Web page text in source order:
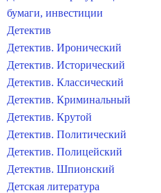
бумаги, инвестиции
Детектив
Детектив. Иронический
Детектив. Исторический
Детектив. Классический
Детектив. Криминальный
Детектив. Крутой
Детектив. Политический
Детектив. Полицейский
Детектив. Шпионский
Детская литература